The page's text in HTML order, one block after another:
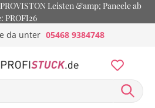
Leisten &amp; Paneele ab
PROFI26
da unter 05468 9384748